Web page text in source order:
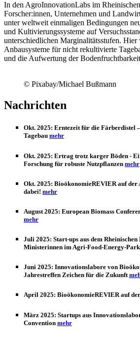
In den AgroInnovationLabs im
Forscher:innen, Unternehmen und
unter weltweit einmaligen Bedingungen
und Kultivierungssysteme auf
unterschiedlichen Marginalitätsstufen. Hier
Anbausysteme für nicht rekultivierte
und die Aufwertung der Bodenfruchtbarkeit
© Pixabay/Michael Bußmann
Nachrichten
Okt. 2025: Erntezeit für die Färberdistel
Tagebau mehr
Okt. 2025: Ertrag trotz karger Böden -
Forschung für robuste Nutzpflanzen mehr
Okt. 2025: BioökonomieREVIER auf der
dabei! mehr
August 2025: European Biomass
mehr
Juli 2025: Start-ups aus dem
Ministerinnen im Agri-Food-Energy-Park
Juni 2025: Innovationslabore von
Jahrestreffen Zeichen für die Zukunft
April 2025: BioökonomieREVIER auf
März 2025: Startups aus
Convention mehr